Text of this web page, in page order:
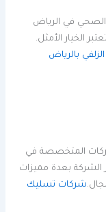
في الرياض
الخيار الأمثل.
بالرياض
المتخصصة في
بعدة مميزات
شركات تسليك